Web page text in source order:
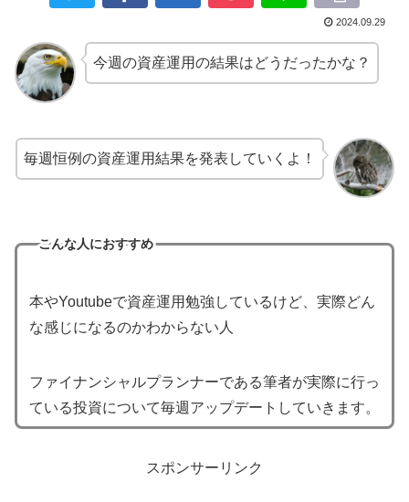
2024.09.29
今週の資産運用の結果はどうだったかな？
毎週恒例の資産運用結果を発表していくよ！
こんな人におすすめ
本やYoutubeで資産運用勉強しているけど、実際どん
な感じになるのかわからない人
ファイナンシャルプランナーである筆者が実際に行っ
ている投資について毎週アップデートしていきます。
スポンサーリンク